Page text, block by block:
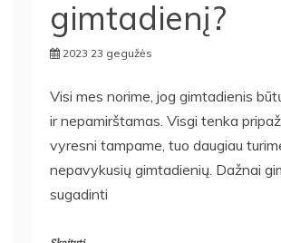
gimtadienį?
2023 23 gegužės
Visi mes norime, jog gimtadienis
ir nepamirštamas. Visgi tenka
vyresni tampame, tuo daugiau
nepavykusių gimtadienių. Dažnai
sugadinti